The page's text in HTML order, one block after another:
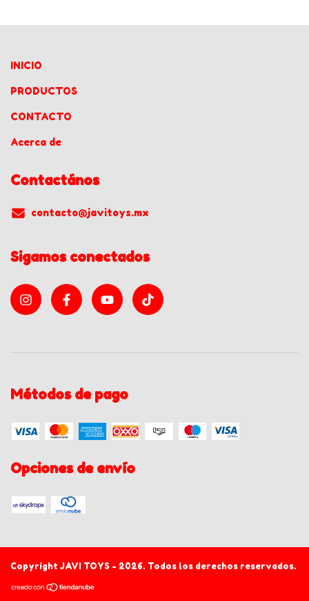
INICIO
PRODUCTOS
CONTACTO
Acerca de
Contactános
contacto@javitoys.mx
Sigamos conectados
Métodos de pago
Opciones de envío
Copyright JAVI TOYS - 2026. Todos los derechos reservados.